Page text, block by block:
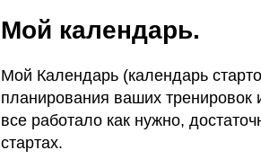
Мой календарь.
Мой Календарь (календарь
планирования ваших тренировок
все работало как нужно,
стартах.